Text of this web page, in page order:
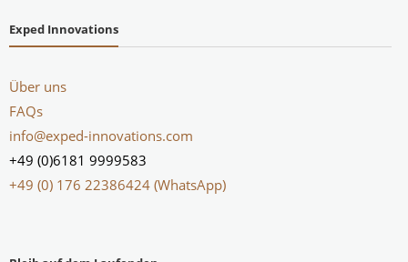
Exped Innovations
Über uns
FAQs
info@exped-innovations.com
+49 (0)6181 9999583
+49 (0) 176 22386424 (WhatsApp)